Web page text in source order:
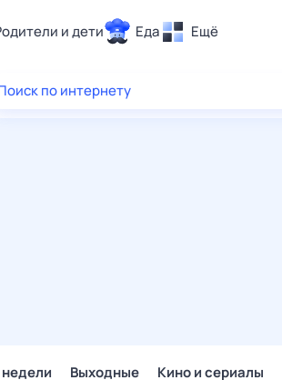
и дети Еда Ещё
Здоровье
по интернету
Выходные Кино и сериалы